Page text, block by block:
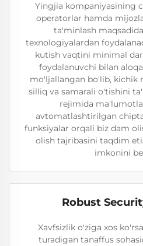
Yingjia kompaniyasining
operatorlar hamda
ta'minlash
texnologiyalardan
kutish vaqtini minimal
foydalanuvchi bilan
mo'ljallangan bo'lib, kichik
silliq va samarali o'tishini
rejimida
avtomatlashtirilgan
funksiyalar orqali biz dam
olish tajribasini taqdim
imkonini
Robust
Xavfsizlik o'ziga xos
turadigan tanaffus